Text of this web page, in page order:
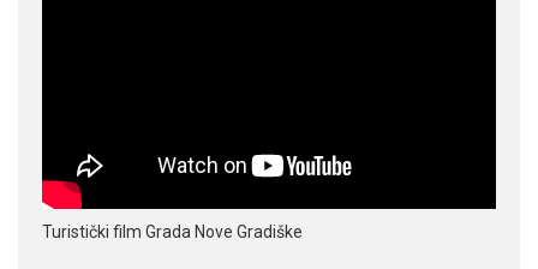
Turistički film Grada Nove Gradiške